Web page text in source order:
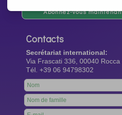
Abonnez-vous
Contacts
Secrétariat international:
Via Frascati 336, 00040
Tél. +39 06 94798302
Leave
this
field
blank